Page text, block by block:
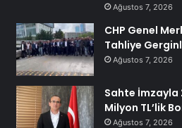
Ağustos 7, 2026
CHP Genel
Tahliye
Ağustos 7, 2026
Sahte İmzayla
Milyon TL’lik
Ağustos 7, 2026